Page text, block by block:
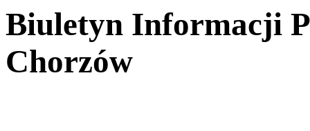
Biuletyn Informacji
Chorzów